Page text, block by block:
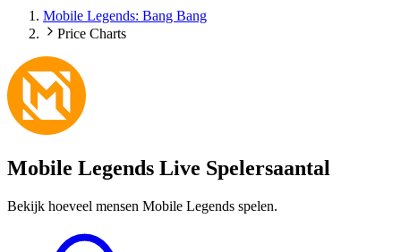
Mobile Legends: Bang Bang
Price Charts
Mobile Legends Live Spelersaantal
Bekijk hoeveel mensen Mobile Legends spelen.